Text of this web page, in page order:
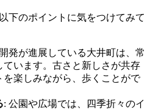
下のポイントに気をつけてみて
発が進展している大井町は、常
ています。古さと新しさが共存
楽しみながら、歩くことがで
: 公園や広場では、四季折々のイ